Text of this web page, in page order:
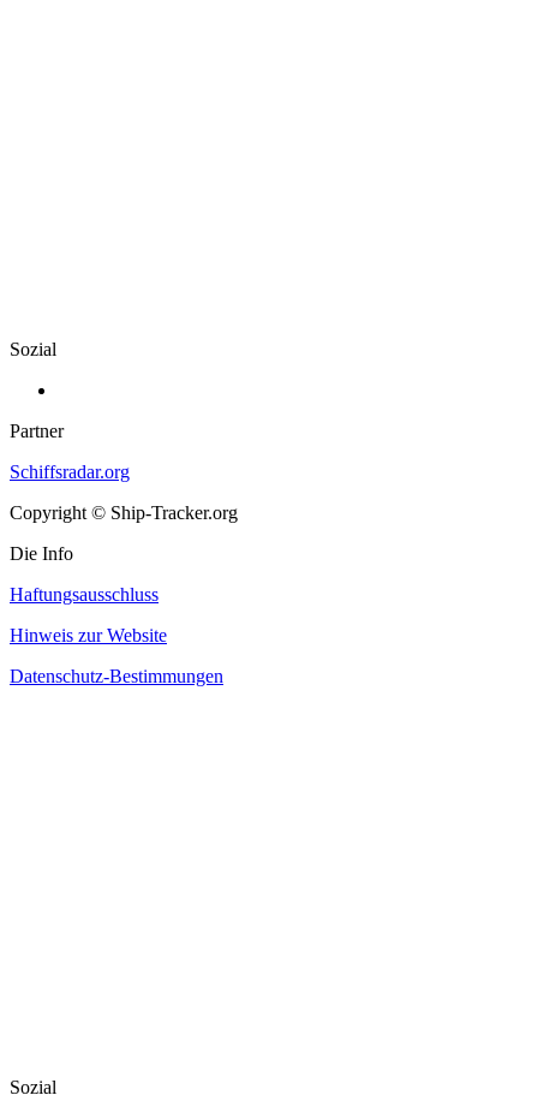
Sozial
Partner
Schiffsradar.org
Copyright © Ship-Tracker.org
Die Info
Haftungsausschluss
Hinweis zur Website
Datenschutz-Bestimmungen
Sozial